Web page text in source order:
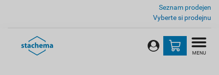
Seznam prodejen
Vyberte si prodejnu
MENU